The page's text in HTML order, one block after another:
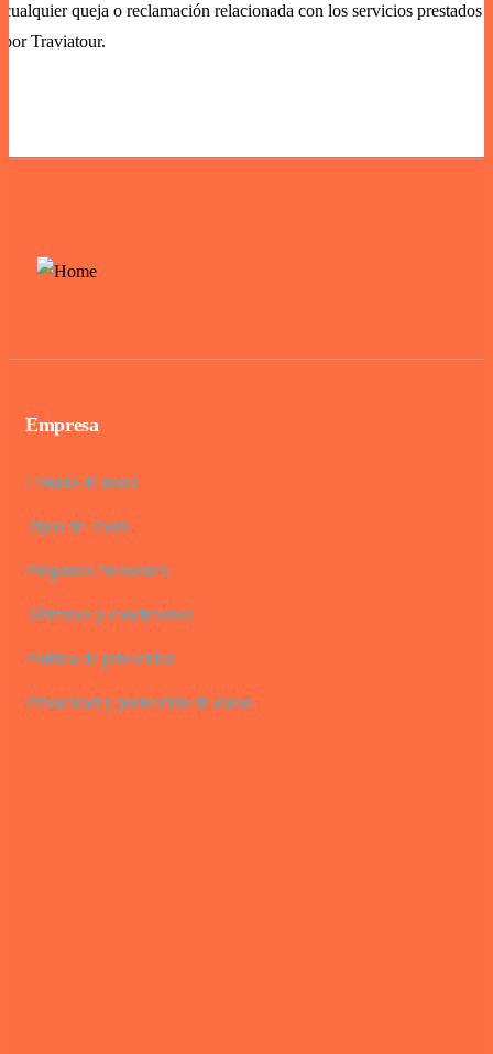
cualquier queja o reclamación relacionada con los servicios prestados
por Traviatour.
Empresa
Listado de tours
Tipos de Tours
Preguntas frecuentes
Términos y condiciones
Política de privacidad
Privacidad y protección de datos